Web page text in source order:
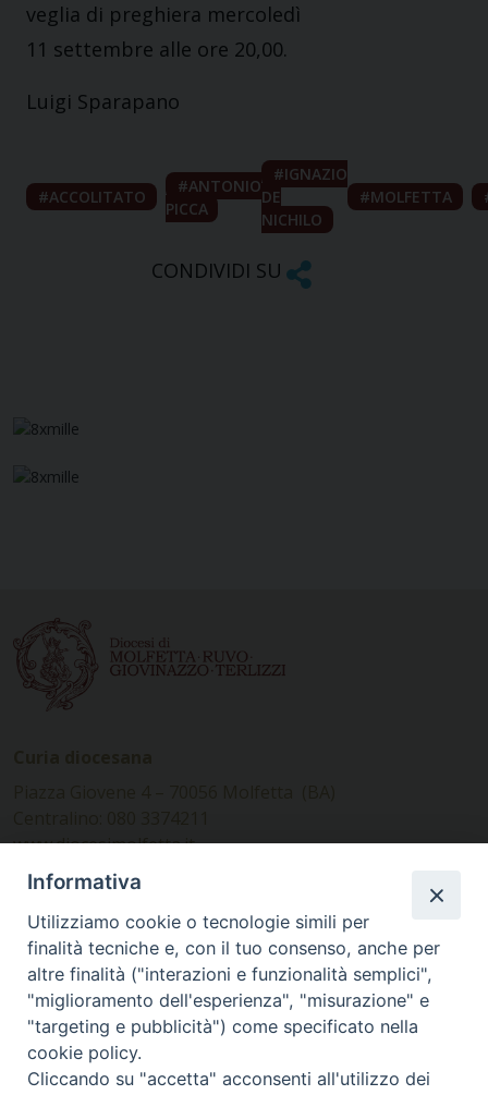
veglia di preghiera mercoledì
11 settembre alle ore 20,00.
Luigi Sparapano
ACCOLITATO
ANTONIO
PICCA
IGNAZIO
DE
NICHILO
MOLFETTA
CONDIVIDI SU
www.diocesimolfetta.it –
diocesimolfetta@pec.chiesacattolica.it
Ufficio Comunicazioni sociali
Piazza Giovene 4 – 70056 Molfetta (BA)
comunicazionisociali@diocesimolfetta.it
SEGUICI SU
Informativa
Utilizziamo cookie o tecnologie simili per
finalità tecniche e, con il tuo consenso, anche per
altre finalità ("interazioni e funzionalità semplici",
"miglioramento dell'esperienza", "misurazione" e
"targeting e pubblicità") come specificato nella
cookie policy.
Cliccando su "accetta" acconsenti all'utilizzo dei